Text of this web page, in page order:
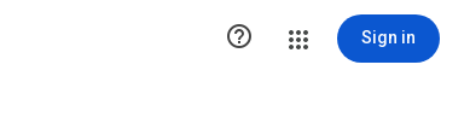
 Sign in